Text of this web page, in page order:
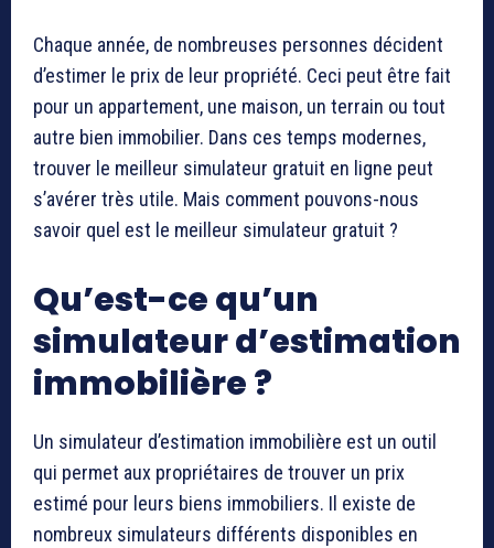
Chaque année, de nombreuses personnes décident
d’estimer le prix de leur propriété. Ceci peut être fait
pour un appartement, une maison, un terrain ou tout
autre bien immobilier. Dans ces temps modernes,
trouver le meilleur simulateur gratuit en ligne peut
s’avérer très utile. Mais comment pouvons-nous
savoir quel est le meilleur simulateur gratuit ?
Qu’est-ce qu’un
simulateur d’estimation
immobilière ?
Un simulateur d’estimation immobilière est un outil
qui permet aux propriétaires de trouver un prix
estimé pour leurs biens immobiliers. Il existe de
nombreux simulateurs différents disponibles en